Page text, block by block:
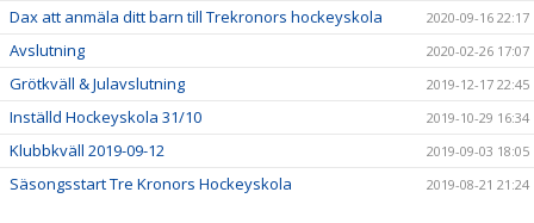
Dax att anmäla ditt barn till Trekronors hockeyskola 2020-09-16 22:17
Avslutning 2020-02-26 17:07
Grötkväll & Julavslutning 2019-12-17 22:45
Inställd Hockeyskola 31/10 2019-10-29 16:34
Klubbkväll 2019-09-12 2019-09-03 18:05
Säsongsstart Tre Kronors Hockeyskola 2019-08-21 21:24